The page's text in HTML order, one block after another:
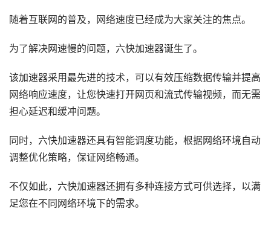
随着互联网的普及，网络速度已经成为大家关注的焦点。
为了解决网速慢的问题，六快加速器诞生了。
该加速器采用最先进的技术，可以有效压缩数据传输并提高
网络响应速度，让您快速打开网页​​和流式传输视频，而无需
担心延迟和缓冲问题。
同时，六快加速器还具有智能调度功能，根据网络环境自动
调整优化策略，保证网络畅通。
不仅如此，六快加速器还拥有多种连接方式可供选择，以满
足您在不同网络环境下的需求。